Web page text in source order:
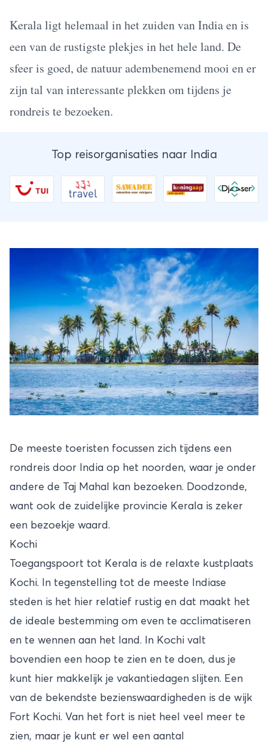
Kerala ligt helemaal in het zuiden van India en is
een van de rustigste plekjes in het hele land. De
sfeer is goed, de natuur adembenemend mooi en er
zijn tal van interessante plekken om tijdens je
rondreis te bezoeken.
Top reisorganisaties naar India
De meeste toeristen focussen zich tijdens een
rondreis door India op het noorden, waar je onder
andere de Taj Mahal kan bezoeken. Doodzonde,
want ook de zuidelijke provincie Kerala is zeker
een bezoekje waard.
Kochi
Toegangspoort tot Kerala is de relaxte kustplaats
Kochi. In tegenstelling tot de meeste Indiase
steden is het hier relatief rustig en dat maakt het
de ideale bestemming om even te acclimatiseren
en te wennen aan het land. In Kochi valt
bovendien een hoop te zien en te doen, dus je
kunt hier makkelijk je vakantiedagen slijten. Een
van de bekendste bezienswaardigheden is de wijk
Fort Kochi. Van het fort is niet heel veel meer te
zien, maar je kunt er wel een aantal